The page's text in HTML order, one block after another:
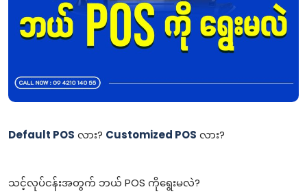
Default POS လား? Customized POS လား?
သင့်လုပ်ငန်းအတွက် ဘယ် POS ကိုရွေးမလဲ?